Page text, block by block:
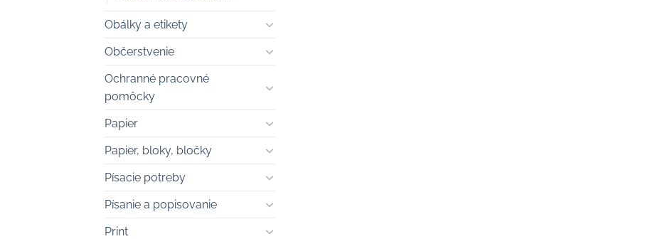
Obálky a etikety
Občerstvenie
Ochranné pracovné
pomôcky
Papier
Papier, bloky, bločky
Písacie potreby
Písanie a popisovanie
Print